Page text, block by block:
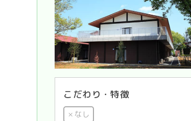
こだわり・特徴
なし